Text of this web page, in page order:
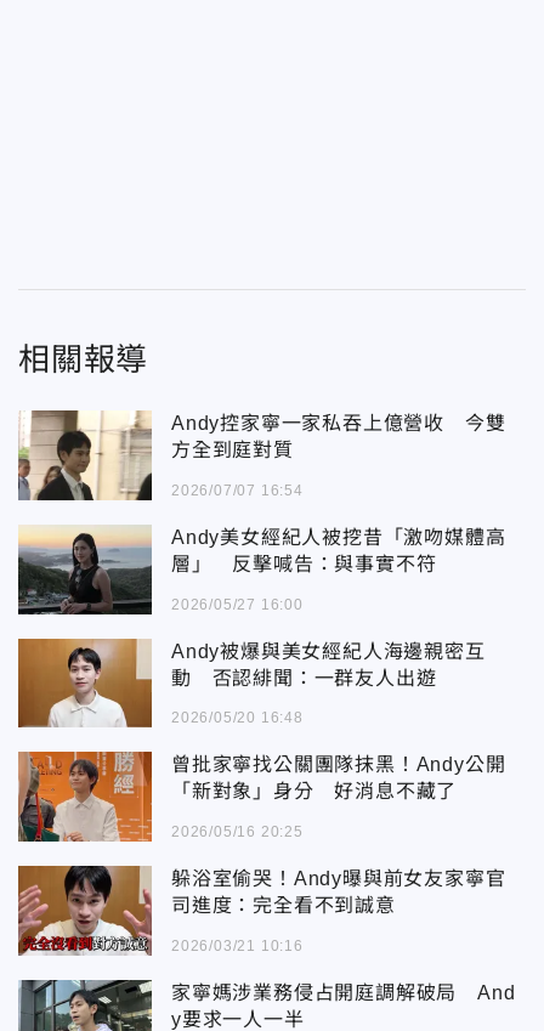
相關報導
Andy控家寧一家私吞上億營收 今雙
方全到庭對質
2026/07/07 16:54
Andy美女經紀人被挖昔「激吻媒體高
層」 反擊喊告：與事實不符
2026/05/27 16:00
Andy被爆與美女經紀人海邊親密互
動 否認緋聞：一群友人出遊
2026/05/20 16:48
曾批家寧找公關團隊抹黑！Andy公開
「新對象」身分 好消息不藏了
2026/05/16 20:25
躲浴室偷哭！Andy曝與前女友家寧官
司進度：完全看不到誠意
2026/03/21 10:16
家寧媽涉業務侵占開庭調解破局 And
y要求一人一半